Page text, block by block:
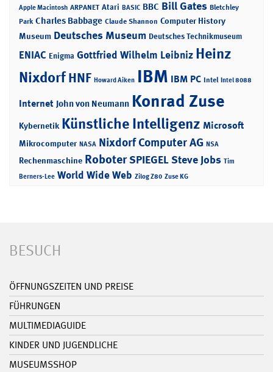
Apple Macintosh ARPANET Atari BASIC BBC Bill Gates Bletchley
Park Charles Babbage Claude Shannon Computer History
Museum Deutsches Museum Deutsches Technikmuseum
ENIAC Enigma Gottfried Wilhelm Leibniz Heinz
NixdorfHNF Howard Aiken IBM IBM PC Intel Intel 8088
Internet John von Neumann Konrad Zuse
Kybernetik Künstliche Intelligenz Microsoft
Mikrocomputer NASA Nixdorf Computer AG NSA
Rechenmaschine RoboterSPIEGELSteve Jobs Tim
Berners-Lee World Wide Web Zilog Z80 Zuse KG
BESUCH
ÖFFNUNGSZEITEN UND PREISE
FÜHRUNGEN
MULTIMEDIAGUIDE
KINDER UND JUGENDLICHE
MUSEUMSSHOP